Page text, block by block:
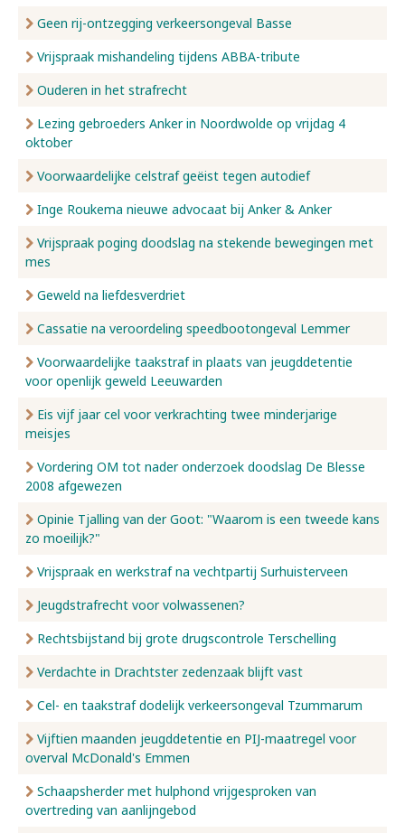
Geen rij-ontzegging verkeersongeval Basse
Vrijspraak mishandeling tijdens ABBA-tribute
Ouderen in het strafrecht
Lezing gebroeders Anker in Noordwolde op vrijdag 4
oktober
Voorwaardelijke celstraf geëist tegen autodief
Inge Roukema nieuwe advocaat bij Anker & Anker
Vrijspraak poging doodslag na stekende bewegingen met
mes
Geweld na liefdesverdriet
Cassatie na veroordeling speedbootongeval Lemmer
Voorwaardelijke taakstraf in plaats van jeugddetentie
voor openlijk geweld Leeuwarden
Eis vijf jaar cel voor verkrachting twee minderjarige
meisjes
Vordering OM tot nader onderzoek doodslag De Blesse
2008 afgewezen
Opinie Tjalling van der Goot: "Waarom is een tweede kans
zo moeilijk?"
Vrijspraak en werkstraf na vechtpartij Surhuisterveen
Jeugdstrafrecht voor volwassenen?
Rechtsbijstand bij grote drugscontrole Terschelling
Verdachte in Drachtster zedenzaak blijft vast
Cel- en taakstraf dodelijk verkeersongeval Tzummarum
Vijftien maanden jeugddetentie en PIJ-maatregel voor
overval McDonald's Emmen
Schaapsherder met hulphond vrijgesproken van
overtreding van aanlijngebod